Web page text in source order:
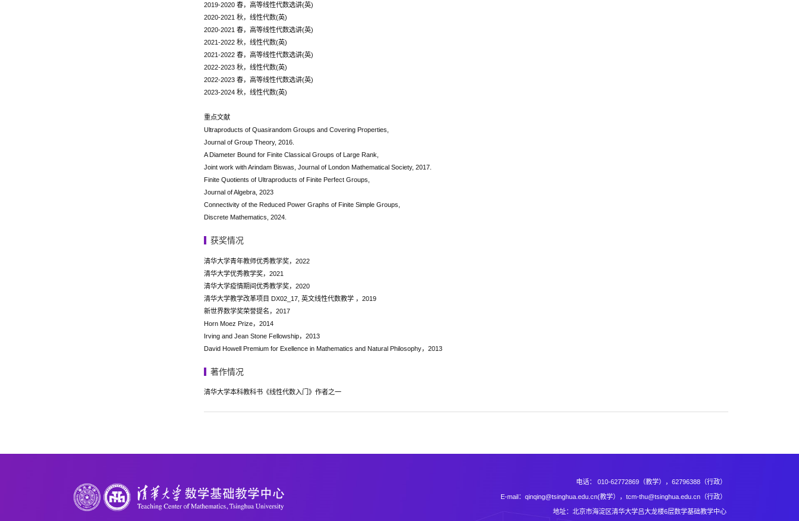
2019-2020 春，高等线性代数选讲(英)
2020-2021 秋，线性代数(英)
2020-2021 春，高等线性代数选讲(英)
2021-2022 秋，线性代数(英)
2021-2022 春，高等线性代数选讲(英)
2022-2023 秋，线性代数(英)
2022-2023 春，高等线性代数选讲(英)
2023-2024 秋，线性代数(英)
重点文献
Ultraproducts of Quasirandom Groups and Covering Properties,
Journal of Group Theory, 2016.
A Diameter Bound for Finite Classical Groups of Large Rank,
Joint work with Arindam Biswas, Journal of London Mathematical Society, 2017.
Finite Quotients of Ultraproducts of Finite Perfect Groups,
Journal of Algebra, 2023
Connectivity of the Reduced Power Graphs of Finite Simple Groups,
Discrete Mathematics, 2024.
获奖情况
清华大学青年教师优秀教学奖，2022
清华大学优秀教学奖，2021
清华大学疫情期间优秀教学奖，2020
清华大学教学改革项目 DX02_17, 英文线性代数教学 ，2019
新世界数学奖荣誉提名，2017
Horn Moez Prize，2014
Irving and Jean Stone Fellowship，2013
David Howell Premium for Exellence in Mathematics and Natural Philosophy，2013
著作情况
清华大学本科教科书《线性代数入门》作者之一
电话： 010-62772869（教学），62796388（行政）
E-mail：qinqing@tsinghua.edu.cn(教学），tcm-thu@tsinghua.edu.cn（行政）
地址：北京市海淀区清华大学吕大龙楼6层数学基础教学中心